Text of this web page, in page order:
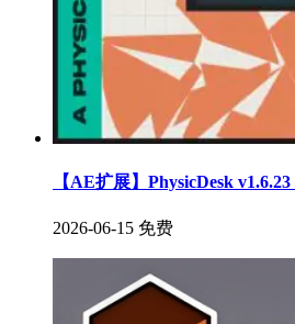
【AE扩展】PhysicDesk
2026-06-15 免费